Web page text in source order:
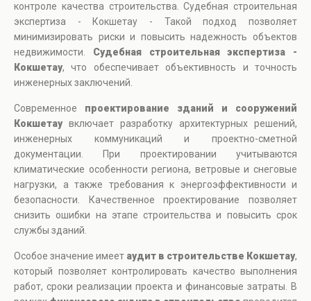
контроле качества строительства. Судебная строительная
экспертиза - Кокшетау - Такой подход позволяет
минимизировать риски и повысить надежность объектов
недвижимости. Судебная строительная экспертиза -
Кокшетау, что обеспечивает объективность и точность
инженерных заключений.
Современное проектирование зданий и сооружений
Кокшетаувключает разработку архитектурных решений,
инженерных коммуникаций и проектно-сметной
документации. При проектировании учитываются
климатические особенности региона, ветровые и снеговые
нагрузки, а также требования к энергоэффективности и
безопасности. Качественное проектирование позволяет
снизить ошибки на этапе строительства и повысить срок
службы зданий.
Особое значение имеет аудит в строительстве Кокшетау,
который позволяет контролировать качество выполнения
работ, сроки реализации проекта и финансовые затраты. В